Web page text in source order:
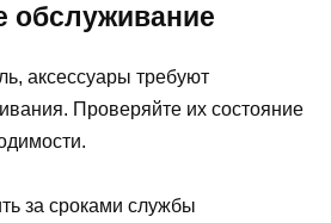
обслуживание
аксессуары требуют
Проверяйте их состояние
за сроками службы